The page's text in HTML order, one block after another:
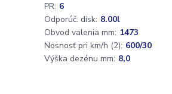
PR: 6
Odporúč. disk: 8.00l
Obvod valenia mm: 1473
Nosnosť pri km/h (2): 600/30
Výška dezénu mm: 8,0